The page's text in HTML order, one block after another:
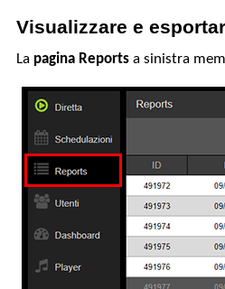
Visualizzare e
La pagina Reports a sinistra